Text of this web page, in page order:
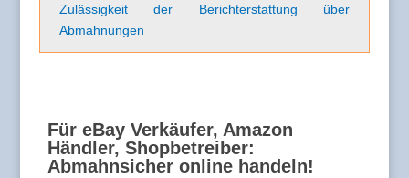
Zulässigkeit der Berichterstattung über
Abmahnungen
Für eBay Verkäufer, Amazon
Händler, Shopbetreiber:
Abmahnsicher online handeln!